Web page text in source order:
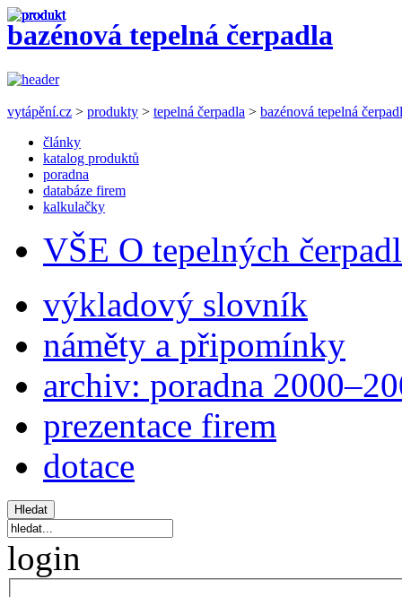
bazénová tepelná čerpadla
vytápění.cz > produkty > tepelná čerpadla > bazénová tepelná
články
katalog produktů
poradna
databáze firem
kalkulačky
VŠE O tepelných
výkladový slovník
náměty a připomínky
archiv: poradna
prezentace firem
dotace
login